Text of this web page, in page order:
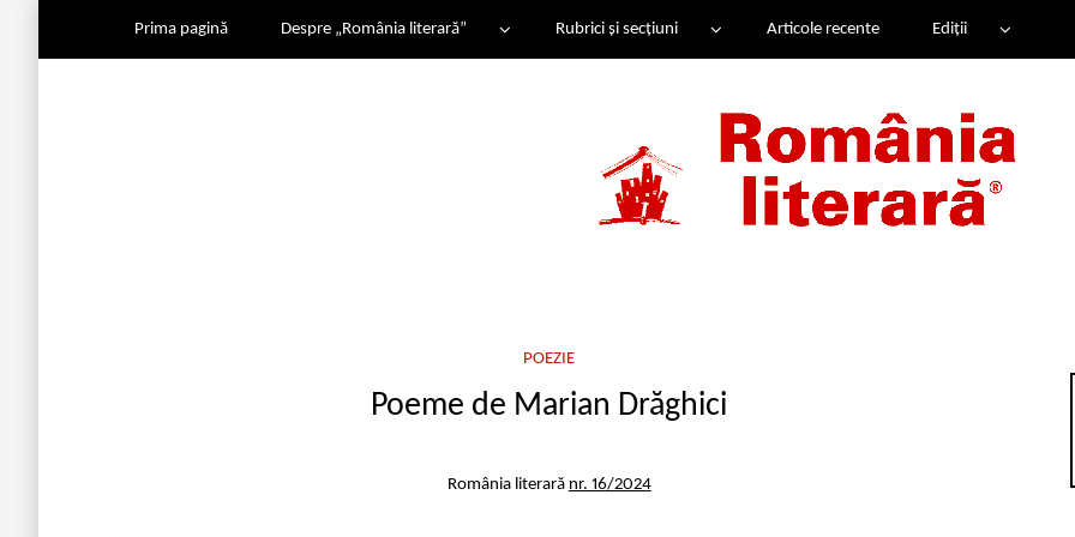
Prima pagină Despre „România literară” Rubrici și secțiuni Articole recente Ediții
POEZIE
Poeme de Marian Drăghici
România literară nr. 16/2024